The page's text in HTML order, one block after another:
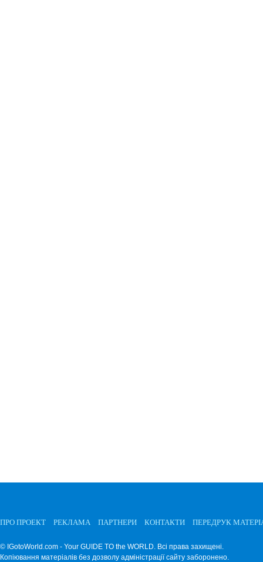
ПРО ПРОЕКТ РЕКЛАМА ПАРТНЕРИ КОНТАКТИ ПЕРЕДРУК
© IGotoWorld.com - Your GUIDE TO the WORLD. Всі права захищені.
Копіювання матеріалів без дозволу адміністрації сайту заборонено.